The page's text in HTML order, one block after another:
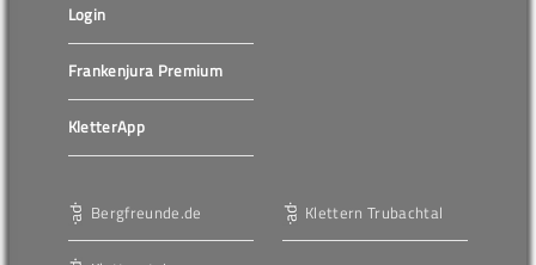
Login
Frankenjura Premium
KletterApp
Bergfreunde.de Klettern Trubachtal